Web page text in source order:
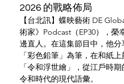
2026 的戰略佈局
【台北訊】蝶映藝術 DE
術家》Podcast（EP30），榮
邊直人。在這集節目中，他
「彩色鉛筆」為筆，在和紙
「令和浮世繪」，從江戶時
令和時代的現代語彙。